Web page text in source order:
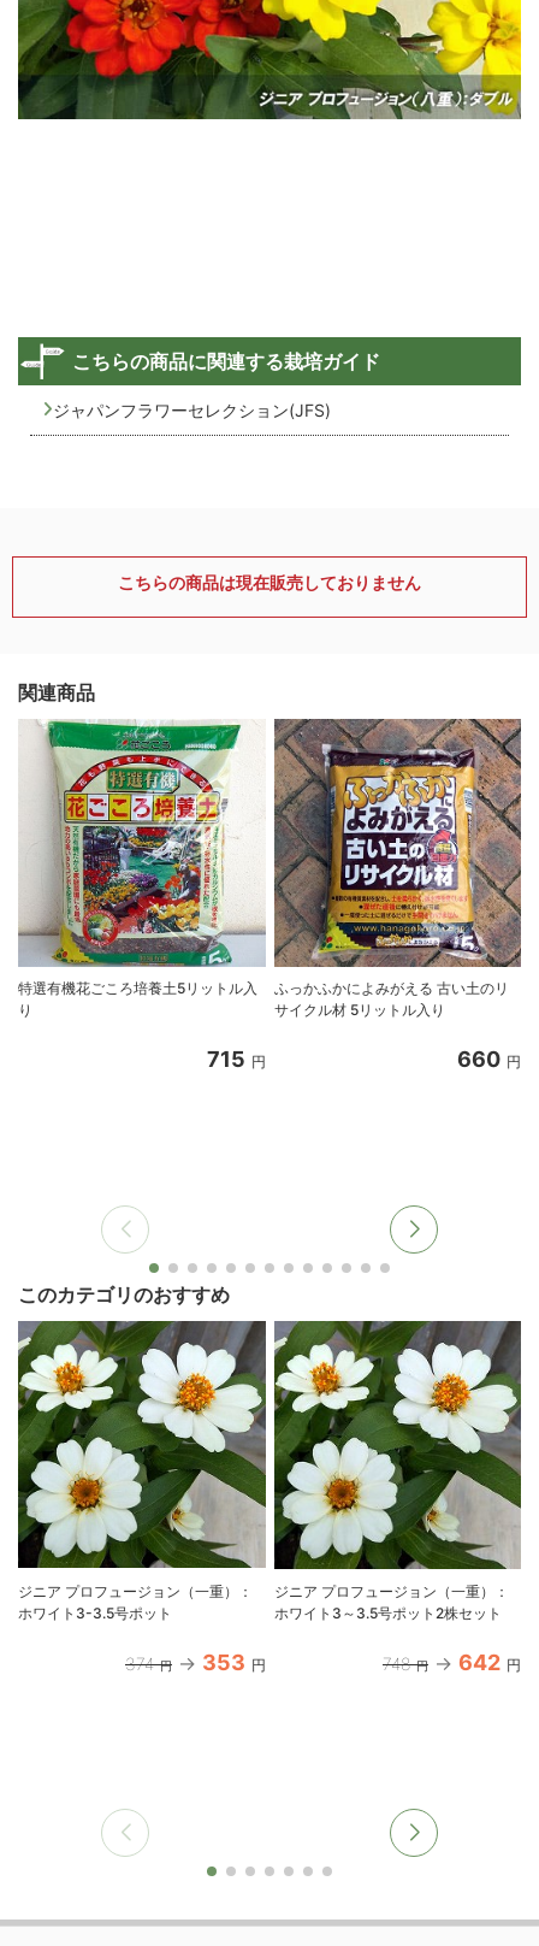
こちらの商品に関連する栽培ガイド
ジャパンフラワーセレクション(JFS)
こちらの商品は現在販売しておりません
関連商品
特選有機花ごころ培養土5リットル入
り
715 円
ふっかふかによみがえる 古い土のリ
サイクル材 5リットル入り
660 円
このカテゴリのおすすめ
ジニア プロフュージョン（一重）：
ホワイト3-3.5号ポット
374 円 353 円
ジニア プロフュージョン（一重）：
ホワイト3～3.5号ポット2株セット
748 円 642 円